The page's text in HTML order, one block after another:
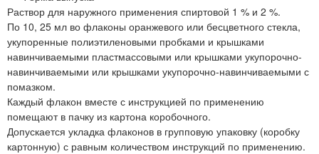
Раствор для наружного применения спиртовой 1 % и 2 %.
По 10, 25 мл во флаконы оранжевого или бесцветного стекла,
укупоренные полиэтиленовыми пробками и крышками
навинчиваемыми пластмассовыми или крышками укупорочно-
навинчиваемыми или крышками укупорочно-навинчиваемыми с
помазком.
Каждый флакон вместе с инструкцией по применению
помещают в пачку из картона коробочного.
Допускается укладка флаконов в групповую упаковку (коробку
картонную) с равным количеством инструкций по применению.